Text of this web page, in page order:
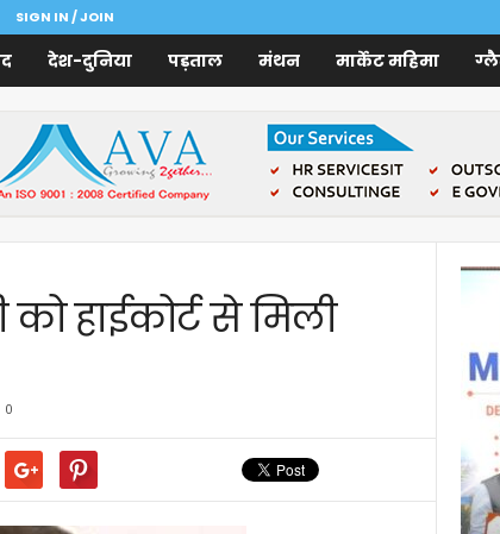
SIGN IN / JOIN
देश-दुनिया पड़ताल मंथन मार्केट महिमा
हाईकोर्ट से मिली
0